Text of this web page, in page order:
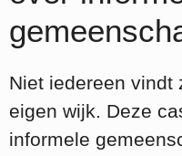
Niet iedereen vindt
eigen wijk. Deze
informele